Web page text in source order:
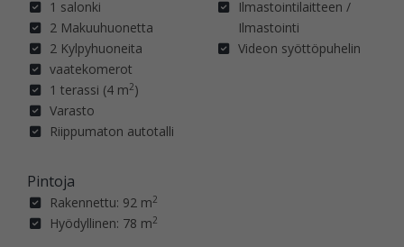
1 salonki
2 Makuuhuonetta
2 Kylpyhuoneita
vaatekomerot
1 terassi (4 m2)
Varasto
Riippumaton autotalli
Pintoja
Rakennettu: 92 m2
Hyödyllinen: 78 m2
Ilmastointilaitteen /
Ilmastointi
Videon syöttöpuhelin